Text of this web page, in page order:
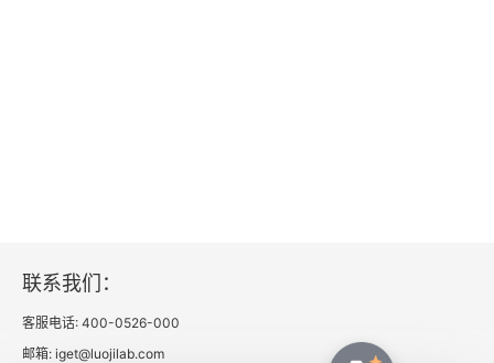
联系我们：
客服电话: 400-0526-000
邮箱: iget@luojilab.com